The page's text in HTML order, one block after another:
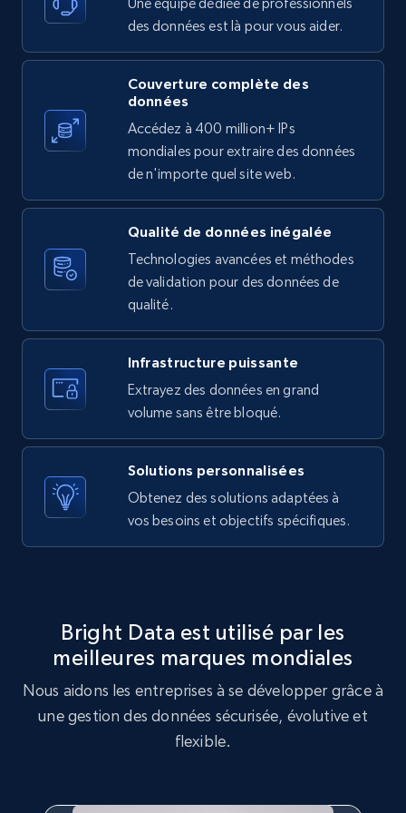
price, and more.
Etsy - Collect data on products using
specified keywords
URL, Product id, Listing inventory id, Title, Rating,
Reviews count shop, Reviews count item, Initial
price, and more.
323+
Etsy - Collects data from shop's URL
URL, Product id, Listing inventory id, Title, Rating,
Reviews count shop, Reviews count item, Initial
1.9K+ 323+ Essai gratuit
Asin, URL, Name, Sponsored, Initial price, Final
price, Currency, Sold, and more.
1.6K+ 181+ Essai gratuit
Une équipe dédiée de professionnels
des données est là pour vous aider.
Couverture complète des
données
Accédez à 400 million+ IPs
mondiales pour extraire des données
de n'importe quel site web.
Qualité de données inégalée
Technologies avancées et méthodes
de validation pour des données de
qualité.
Infrastructure puissante
Extrayez des données en grand
volume sans être bloqué.
Solutions personnalisées
Obtenez des solutions adaptées à
vos besoins et objectifs spécifiques.
Bright Data est utilisé par les
meilleures marques mondiales
Nous aidons les entreprises à se développer grâce à
une gestion des données sécurisée, évolutive et
flexible.